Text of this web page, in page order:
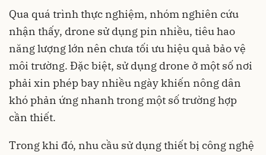
Qua quá trình thực nghiệm, nhóm nghiên cứu
nhận thấy, drone sử dụng pin nhiều, tiêu hao
năng lượng lớn nên chưa tối ưu hiệu quả bảo vệ
môi trường. Đặc biệt, sử dụng drone ở một số nơi
phải xin phép bay nhiều ngày khiến nông dân
khó phản ứng nhanh trong một số trường hợp
cần thiết.
Trong khi đó, nhu cầu sử dụng thiết bị công nghệ